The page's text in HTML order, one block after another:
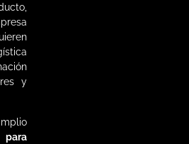
y
para